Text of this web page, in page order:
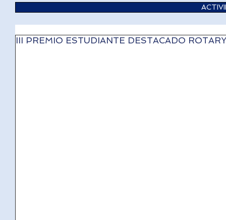
III PREMIO ESTUDIANTE DESTACADO